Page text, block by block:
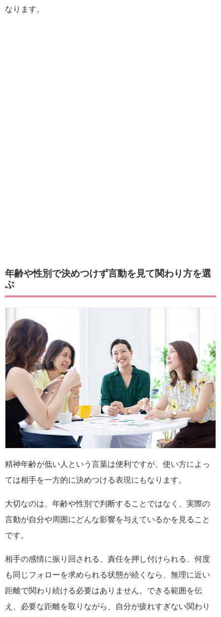
なります。
年齢や性別で決めつけず言動を見て関わり方を選
ぶ
精神年齢が低い人という言葉は便利ですが、使い方によっ
ては相手を一方的に決めつける表現にもなります。
大切なのは、年齢や性別で判断することではなく、実際の
言動が自分や周囲にどんな影響を与えているかを見ること
です。
相手の感情に振り回される、責任を押し付けられる、何度
も同じフォローを求められる状態が続くなら、無理に近い
距離で関わり続ける必要はありません。できる範囲を伝
え、必要な距離を取りながら、自分が疲れすぎない関わり